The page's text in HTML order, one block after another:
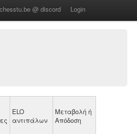
chesstu.be @ discord Login
ELO
αντιπάλων
Μεταβολή ή
Απόδοση